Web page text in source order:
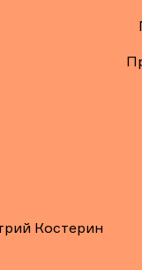
Костерин